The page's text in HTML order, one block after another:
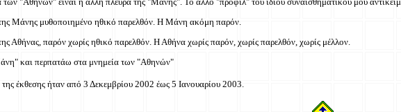
Μάνης μυθοποιημένο ηθικό παρελθόν. Η Μάνη ακόμη παρόν.
Αθήνας, παρόν χωρίς ηθικό παρελθόν. Η Αθήνα χωρίς παρόν, χωρίς παρελθόν, χωρίς μέλλον.
και περπατάω στα μνημεία των "Αθηνών"
της έκθεσης ήταν από 3 Δεκεμβρίου 2002 έως 5 Ιανουαρίου 2003.